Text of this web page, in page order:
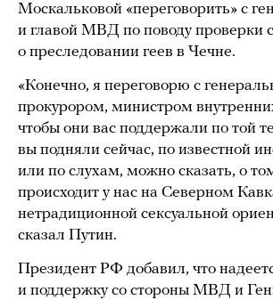
Москальковой «переговорить» с
и главой МВД по поводу проверки
о преследовании геев в Чечне.
«Конечно, я переговорю с
прокурором, министром
чтобы они вас поддержали по той
вы подняли сейчас, по известной
или по слухам, можно сказать, о
происходит у нас на Северном
нетрадиционной сексуальной
сказал Путин.
Президент РФ добавил, что
и поддержку со стороны МВД и